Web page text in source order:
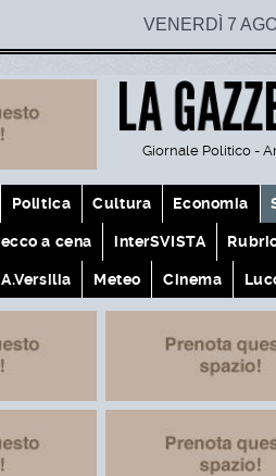
VENERDÌ 7
Giornale Politico -
Politica Cultura Economia
a cena interSVISTA
A.Versilia Meteo Cinema